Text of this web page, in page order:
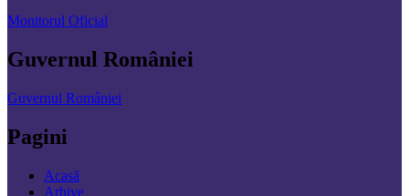
Monitorul Oficial
Guvernul României
Guvernul României
Pagini
Acasă
Arhive